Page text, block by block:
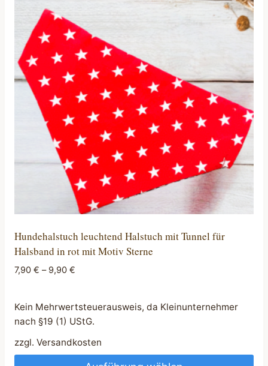
Varianten
Die
Optionen
können
auf
Produktseite
gewählt
Hundehalstuch leuchtend Halstuch mit Tunnel für
Halsband in rot mit Motiv Sterne
7,90 € – 9,90 €
Kein Mehrwertsteuerausweis, da Kleinunternehmer
nach §19 (1) UStG.
zzgl. Versandkosten